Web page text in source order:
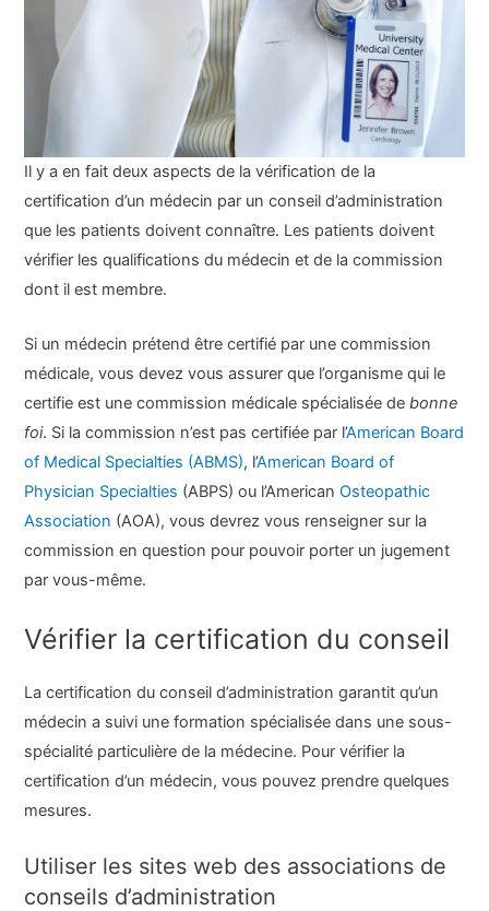
Il y a en fait deux aspects de la vérification de la
certification d’un médecin par un conseil d’administration
que les patients doivent connaître. Les patients doivent
vérifier les qualifications du médecin et de la commission
dont il est membre.
Si un médecin prétend être certifié par une commission
médicale, vous devez vous assurer que l’organisme qui le
certifie est une commission médicale spécialisée debonne
foi. Si la commission n’est pas certifiée par l’American Board
of Medical Specialties (ABMS), l’American Board of
Physician Specialties (ABPS) ou l’AmericanOsteopathic
Association (AOA), vous devrez vous renseigner sur la
commission en question pour pouvoir porter un jugement
par vous-même.
Vérifier la certification du conseil
La certification du conseil d’administration garantit qu’un
médecin a suivi une formation spécialisée dans une sous-
spécialité particulière de la médecine. Pour vérifier la
certification d’un médecin, vous pouvez prendre quelques
mesures.
Utiliser les sites web des associations de
conseils d’administration